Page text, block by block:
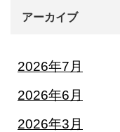
アーカイブ
2026年7月
2026年6月
2026年3月